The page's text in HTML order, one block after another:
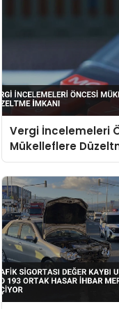
Vergi İncelemeleri
Mükelleflere